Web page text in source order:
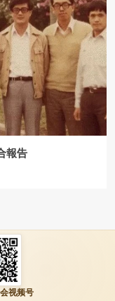
報告
视频号